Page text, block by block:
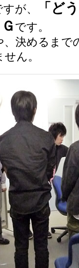
が、
「ど
です。
、決めるまで
ん。